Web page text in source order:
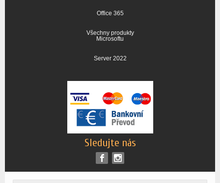
Office 365
Všechny produkty
Microsoftu
Server 2022
Sledujte nás